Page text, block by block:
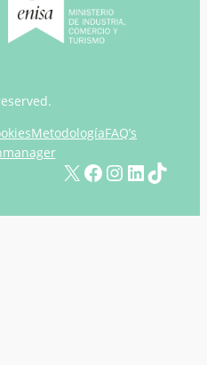
MetodologíaFAQ’s
X Facebook InstagramLinkedIn TikTok